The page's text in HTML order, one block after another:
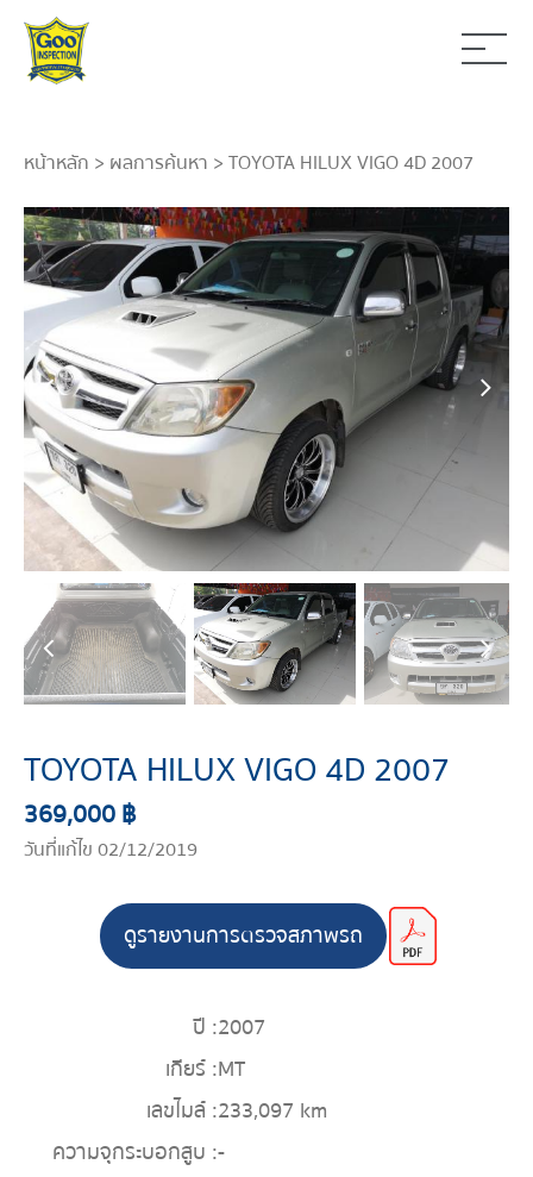
หน้าหลัก > ผลการค้นหา > TOYOTA HILUX VIGO 4D 2007
TOYOTA HILUX VIGO 4D 2007
369,000 ฿
วันที่แก้ไข 02/12/2019
ดูรายงานการตรวจสภาพรถ
ปี :2007
เกียร์ :MT
เลขไมล์ :233,097 km
ความจุกระบอกสูบ :-